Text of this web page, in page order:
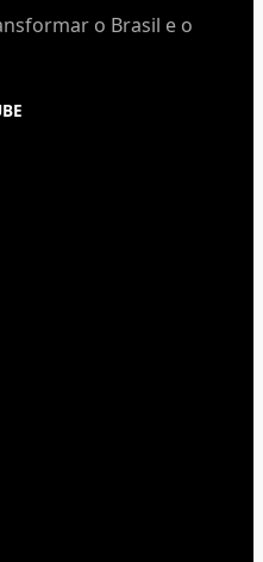
o Brasil e o